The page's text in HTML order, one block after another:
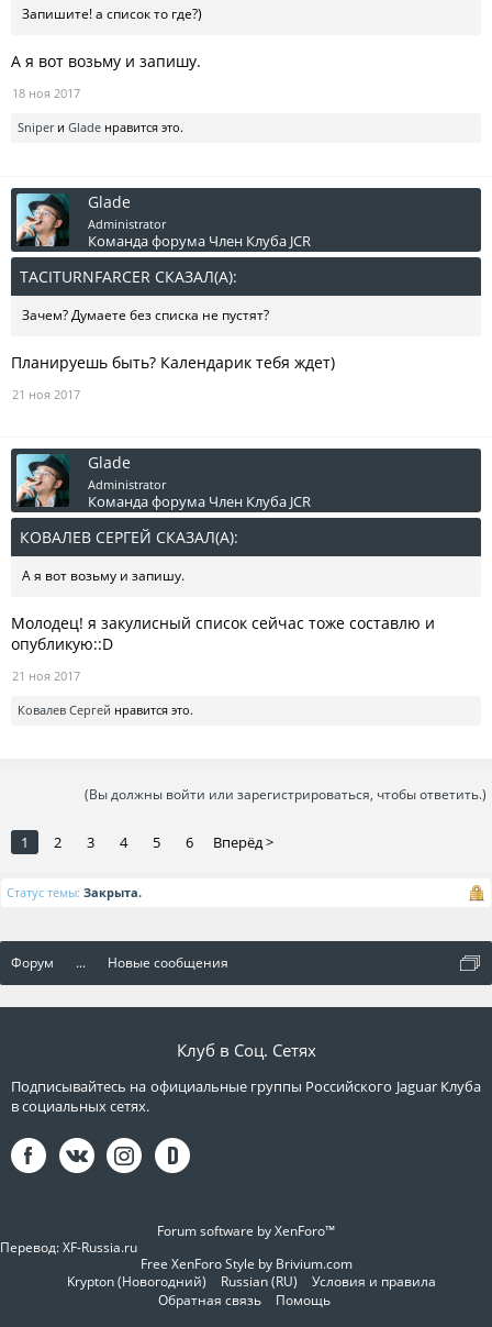
Запишите! а список то где?)
А я вот возьму и запишу.
18 ноя 2017
Sniperи Glade нравится это.
Glade
Administrator
Команда форума Член Клуба JCR
TACITURNFARCER СКАЗАЛ(А):
Зачем? Думаете без списка не пустят?
Планируешь быть? Календарик тебя ждет)
21 ноя 2017
Glade
Administrator
Команда форума Член Клуба JCR
КОВАЛЕВ СЕРГЕЙ СКАЗАЛ(А):
А я вот возьму и запишу.
Молодец! я закулисный список сейчас тоже составлю и
опубликую::D
21 ноя 2017
Ковалев Сергей нравится это.
(Вы должны войти или зарегистрироваться, чтобы ответить.)
1 2 3 4 5 6 Вперёд >
Статус темы: Закрыта.
Форум ... Новые сообщения
Клуб в Соц. Сетях
Подписывайтесь на официальные группы Российского Jaguar Клуба
в социальных сетях.
Forum software by XenForo™
Перевод:XF-Russia.ru
Free XenForo Style by Brivium.com
Krypton (Новогодний)
Russian (RU)
Условия и правила
Обратная связь
Помощь